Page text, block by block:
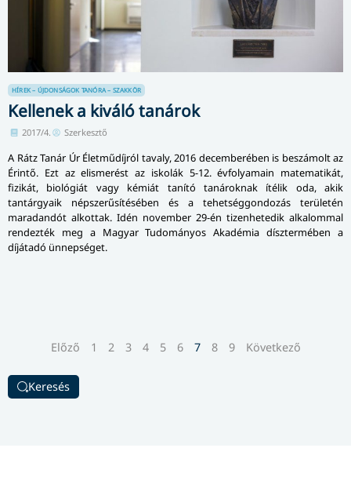
HÍREK – ÚJDONSÁGOK TANÓRA – SZAKKÖR
Kellenek a kiváló tanárok
2017/4. Szerkesztő
A Rátz Tanár Úr Életműdíjról tavaly, 2016 decemberében is beszámolt az
Érintő. Ezt az elismerést az iskolák 5-12. évfolyamain matematikát,
fizikát, biológiát vagy kémiát tanító tanároknak ítélik oda, akik
tantárgyaik népszerűsítésében és a tehetséggondozás területén
maradandót alkottak. Idén november 29-én tizenhetedik alkalommal
rendezték meg a Magyar Tudományos Akadémia dísztermében a
díjátadó ünnepséget.
Előző 1 2 3 4 5 6 7 8 9 Következő
Keresés